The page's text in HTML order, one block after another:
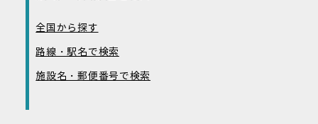
全国から探す
路線・駅名で検索
施設名・郵便番号で検索